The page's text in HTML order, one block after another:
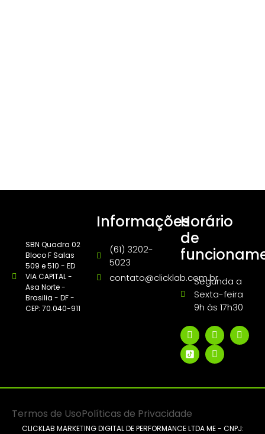
SBN Quadra 02
Bloco F Salas
509 e 510 - ED
VIA CAPITAL -
Asa Norte -
Brasilia - DF -
CEP: 70.040-911
Informações
(61) 3202-
5023
contato@clicklab.com.br
Horário
de
Segunda a
Sexta-feira
9h às 17h30
Termos de UsoPolíticas de Privacidade
CLICKLAB MARKETING DIGITAL DE PERFORMANCE LTDA ME - CNPJ: